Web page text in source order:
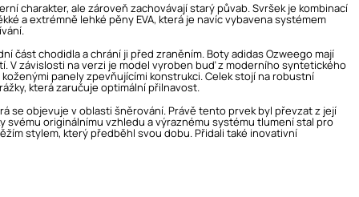
charakter, ale zároveň zachovávají starý půvab. Svršek je kombinací
a extrémně lehké pěny EVA, která je navíc vybavena systémem
část chodidla a chrání ji před zraněním. Boty adidas Ozweego mají
V závislosti na verzi je model vyroben buď z moderního syntetického
panely zpevňujícími konstrukci. Celek stojí na robustní
která zaručuje optimální přilnavost.
se objevuje v oblasti šněrování. Právě tento prvek byl převzat z její
svému originálnímu vzhledu a výraznému systému tlumení stal pro
stylem, který předběhl svou dobu. Přidali také inovativní